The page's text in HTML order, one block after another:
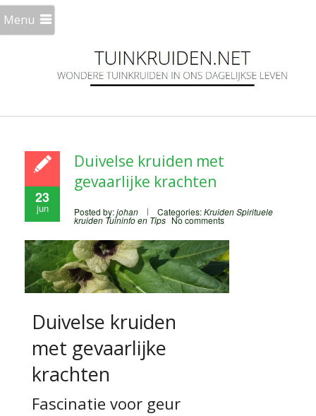
Menu
23
jun
Duivelse kruiden met
gevaarlijke krachten
Posted by:johan Categories:KruidenSpirituele
kruiden Tuininfo en Tips No comments
Duivelse kruiden
met gevaarlijke
krachten
Fascinatie voor geur